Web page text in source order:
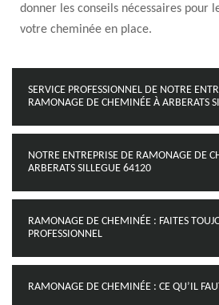
donner les conseils nécessaires pour
votre cheminée en place.
SERVICE PROFESSIONNEL DE NOTRE
RAMONAGE DE CHEMINÉE À ARBERATS
NOTRE ENTREPRISE DE RAMONAGE DE
ARBERATS SILLEGUE 64120
RAMONAGE DE CHEMINÉE : FAITES
PROFESSIONNEL
RAMONAGE DE CHEMINÉE : CE QU’IL